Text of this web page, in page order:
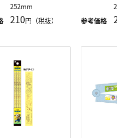
252mm
210円（税抜）
参考価格